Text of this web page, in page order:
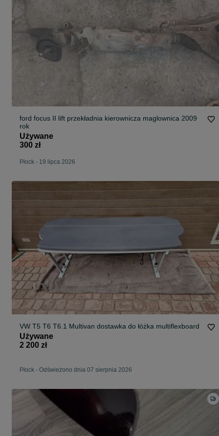
ford focus II lift przekładnia kierownicza maglownica 2009
rok
Używane
300 zł
Płock - 19 lipca 2026
VW T5 T6 T6.1 Multivan dostawka do łóżka multiflexboard
Używane
2 200 zł
Płock - Odświeżono dnia 07 sierpnia 2026